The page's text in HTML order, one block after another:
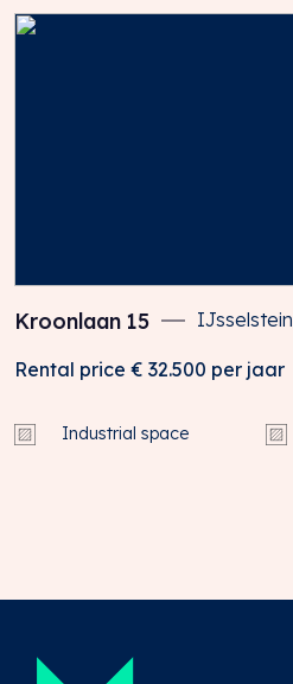
Kroonlaan 15 IJsselstein
Rental price € 32.500 per jaar
Industrial space